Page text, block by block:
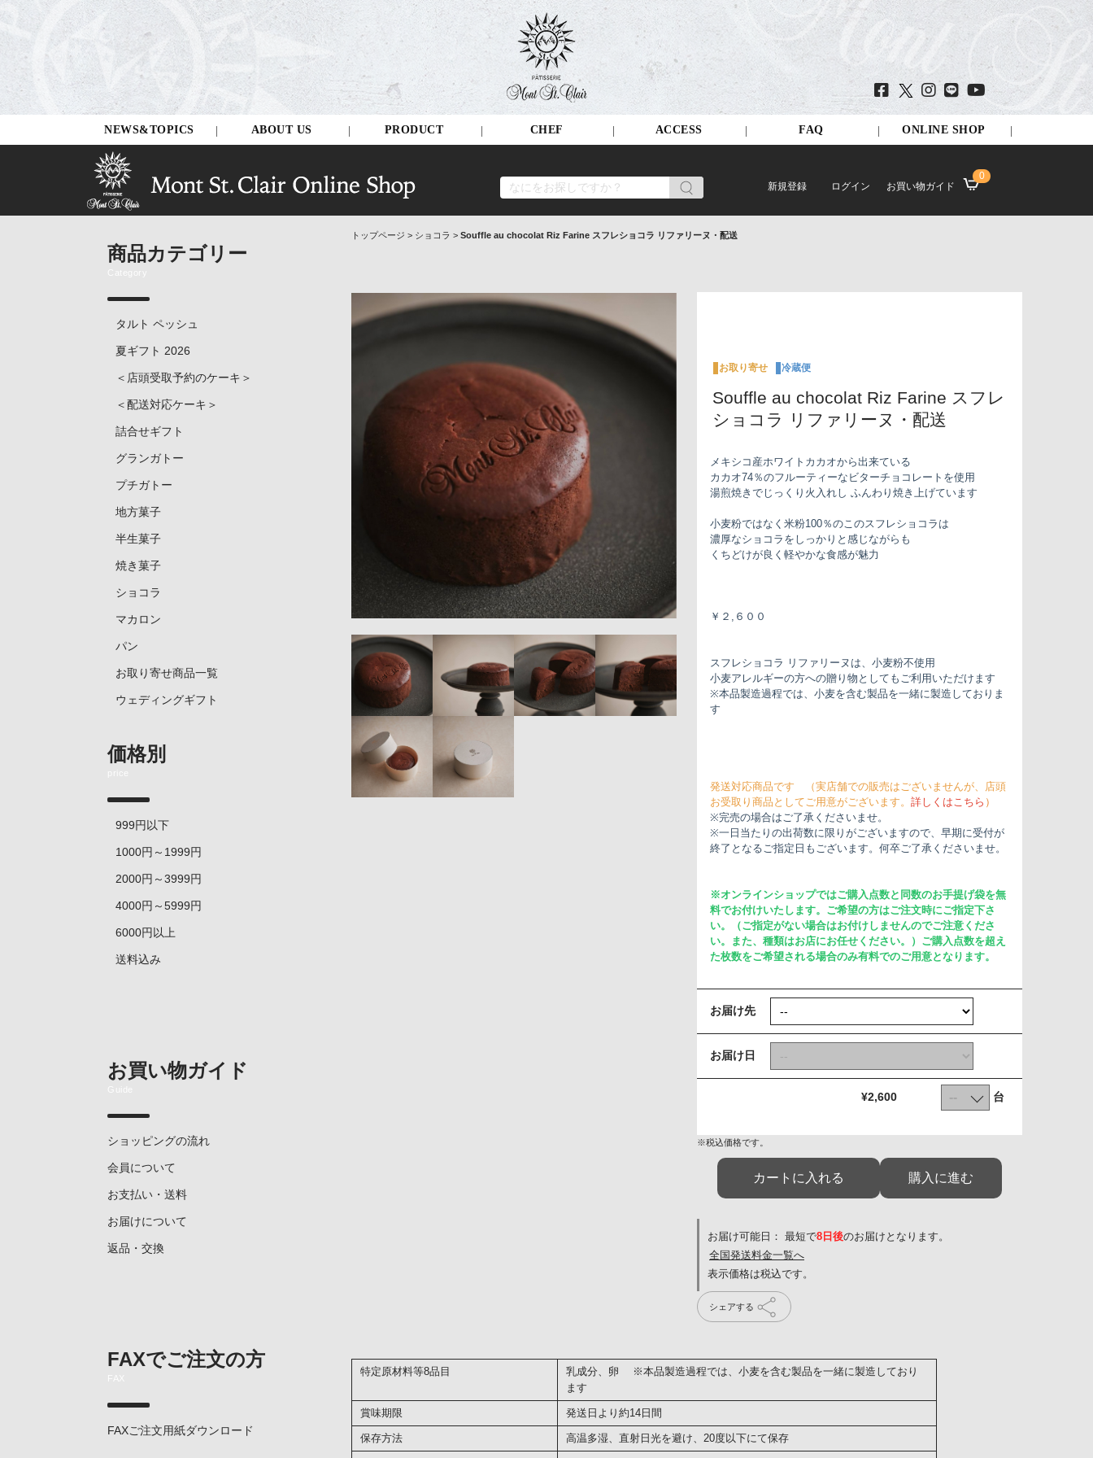
NEWS&TOPICS ABOUT US PRODUCT CHEF ACCESS FAQ ONLINE SHOP
新規登録 ログイン お買い物ガイド
0
商品カテゴリー
Category
タルト ペッシュ
夏ギフト 2026
＜店頭受取予約のケーキ＞
＜配送対応ケーキ＞
詰合せギフト
グランガトー
プチガトー
地方菓子
半生菓子
焼き菓子
ショコラ
マカロン
パン
お取り寄せ商品一覧
ウェディングギフト
価格別
price
999円以下
1000円～1999円
2000円～3999円
4000円～5999円
6000円以上
送料込み
お買い物ガイド
ショッピングの流れ
会員について
お支払い・送料
お届けについて
返品・交換
FAXでご注文の方
FAX
FAXご注文用紙ダウンロード
トップページ > ショコラ > Souffle au chocolat Riz Farine スフレショコラ リファリーヌ・配送
Souffle au chocolat Riz Farine スフレ
ショコラ リファリーヌ・配送
お取り寄せ 冷蔵便
メキシコ産ホワイトカカオから出来ている
カカオ74％のフルーティーなビターチョコレートを使用
湯煎焼きでじっくり火入れし ふんわり焼き上げています
小麦粉ではなく米粉100％のこのスフレショコラは
濃厚なショコラをしっかりと感じながらも
くちどけが良く軽やかな食感が魅力
￥２,６００
スフレショコラ リファリーヌは、小麦粉不使用
小麦アレルギーの方への贈り物としてもご利用いただけます
※本品製造過程では、小麦を含む製品を一緒に製造しておりま
す
発送対応商品です （実店舗での販売はございませんが、店頭
お受取り商品としてご用意がございます。 詳しくはこちら ）
※完売の場合はご了承くださいませ。
※一日当たりの出荷数に限りがございますので、早期に受付が
終了となるご指定日もございます。何卒ご了承くださいませ。
※オンラインショップではご購入点数と同数のお手提げ袋を無
料でお付けいたします。ご希望の方はご注文時にご指定下さ
い。（ご指定がない場合はお付けしませんのでご注意くださ
い。また、種類はお店にお任せください。）ご購入点数を超え
た枚数をご希望される場合のみ有料でのご用意となります。
お届け先
お届け日
¥2,600 台
※税込価格です。
カートに入れる 購入に進む
お届け可能日： 最短で8日後のお届けとなります。
全国発送料金一覧へ
シェアする
特定原材料等8品目
乳成分、卵 ※本品製造過程では、小麦を含む製品を一緒に製造しており
ます
賞味期限 発送日より約14日間
保存方法 高温多湿、直射日光を避け、20度以下にて保存